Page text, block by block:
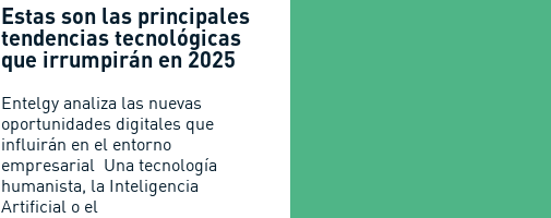
Estas son las principales
tendencias tecnológicas
que irrumpirán en 2025
Entelgy analiza las nuevas
oportunidades digitales que
influirán en el entorno
empresarial Una tecnología
humanista, la Inteligencia
Artificial o el